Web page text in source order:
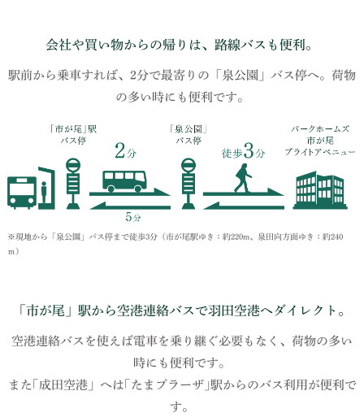
会社や買い物からの帰りは、路線バスも便利。
駅前から乗車すれば、2分で最寄りの「泉公園」バス停へ。荷物
の多い時にも便利です。
※現地から「泉公園」バス停まで徒歩3分（市が尾駅ゆき：約220m、泉田向方面ゆき：約240
ｍ）
「市が尾」駅から空港連絡バスで⽻⽥空港へダイレクト。
空港連絡バスを使えば電車を乗り継ぐ必要もなく、荷物の多い
時にも便利です。
また｢成田空港」へは｢たまプラーザ｣駅からのバス利用が便利で
す。